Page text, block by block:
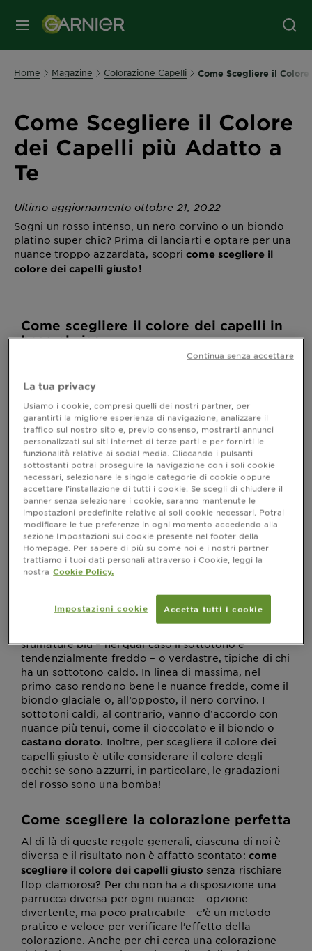
MENU
Home Magazine Colorazione Capelli Come Scegliere il
Come Scegliere il Colore
dei Capelli più Adatto a
Te
Ultimo aggiornamento ottobre 21, 2022
Sogni un rosso intenso, un nero corvino o un biondo
platino super chic? Prima di lanciarti e optare per una
nuance troppo azzardata, scopricome scegliere il
colore dei capelli giusto!
Come scegliere il colore dei capelli in
base al viso
A chi non è mai venuta la tentazione di
tinta fuori dall’ordinario o, magari, troppo decisa?
Pensiamo, ad esempio, a un rosso fuoco o a un
biondo chiarissimo da femme fatale, senza
tralasciare il nero estremo, tendente al blu e con
riflessi metallici, associato magari a un caschetto
straight o a un altro stile pieno di personalità.
Esprimere un desiderio è facile, ma meglio non farsi
prendere troppo la mano… prima di applicare la
tinta, conviene fare una riflessione su come
valorizzare i nostri punti di forza ecome scegliere il
colore dei capelli in base al viso. Eventualmente,
ricorrendo all’aiuto della tecnologia e allaProva
Virtuale disponibile per le tinte Garnier!
sottotono della pelle. Un semplice trucchetto è
sfumature blu – nel qual caso il sottotono è
tendenzialmente freddo – o verdastre, tipiche di chi
ha un sottotono caldo. In linea di massima, nel
primo caso rendono bene le nuance fredde, come il
biondo glaciale o, all’opposto, il nero corvino. I
sottotoni caldi, al contrario, vanno d’accordo con
nuance più tenui, come il cioccolato e il biondo o
castano dorato. Inoltre, per scegliere il colore dei
capelli giusto è utile considerare il colore degli
occhi: se sono azzurri, in particolare, le gradazioni
del rosso sono una bomba!
Come scegliere la colorazione perfetta
Al di là di queste regole generali, ciascuna di noi è
diversa e il risultato non è affatto scontato: come
scegliere il colore dei capelli giusto senza rischiare
flop clamorosi? Per chi non ha a disposizione una
parrucca diversa per ogni nuance – opzione
divertente, ma poco praticabile – c’è un metodo
pratico e veloce per verificare l’effetto della
colorazione. Anche per chi cerca una colorazione
La tua privacy
Usiamo i cookie, compresi quelli dei nostri partner, per
garantirti la migliore esperienza di navigazione, analizzare il
traffico sul nostro sito e, previo consenso, mostrarti annunci
personalizzati sui siti internet di terze parti e per fornirti le
funzionalità relative ai social media. Cliccando i pulsanti
sottostanti potrai proseguire la navigazione con i soli cookie
necessari, selezionare le singole categorie di cookie oppure
accettare l’installazione di tutti i cookie. Se scegli di chiudere il
banner senza selezionare i cookie, saranno mantenute le
impostazioni predefinite relative ai soli cookie necessari. Potrai
modificare le tue preferenze in ogni momento accedendo alla
sezione Impostazioni sui cookie presente nel footer della
Homepage. Per sapere di più su come noi e i nostri partner
trattiamo i tuoi dati personali attraverso i Cookie, leggi la
nostra Cookie Policy.
Impostazioni cookie Accetta tutti i cookie
Continua senza accettare